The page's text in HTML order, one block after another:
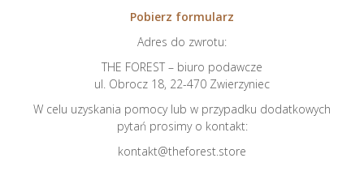
Pobierz formularz
Adres do zwrotu:
THE FOREST – biuro podawcze
ul. Obrocz 18, 22-470 Zwierzyniec
W celu uzyskania pomocy lub w przypadku dodatkowych
pytań prosimy o kontakt:
kontakt@theforest.store